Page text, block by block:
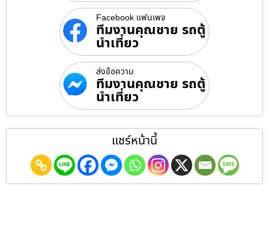
Facebook แฟนเพจ
ทีมงานคุณชาย รถตู้
นำเที่ยว
ส่งข้อความ
ทีมงานคุณชาย รถตู้
นำเที่ยว
แชร์หน้านี้